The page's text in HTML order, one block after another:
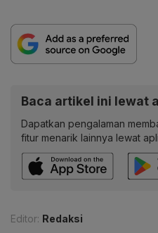
Baca artikel ini lewat
Dapatkan pengalaman
fitur menarik lainnya lewat
Editor: Redaksi